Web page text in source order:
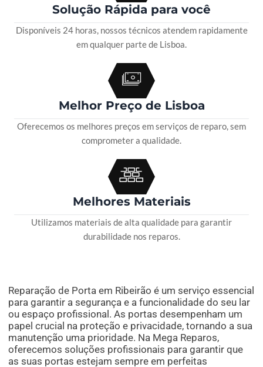
Solução Rápida para você
Disponíveis 24 horas, nossos técnicos atendem rapidamente
em qualquer parte de Lisboa.
Melhor Preço de Lisboa
Oferecemos os melhores preços em serviços de reparo, sem
comprometer a qualidade.
Melhores Materiais
Utilizamos materiais de alta qualidade para garantir
durabilidade nos reparos.
Reparação de Porta em Ribeirão é um serviço essencial
para garantir a segurança e a funcionalidade do seu lar
ou espaço profissional. As portas desempenham um
papel crucial na proteção e privacidade, tornando a sua
manutenção uma prioridade. Na Mega Reparos,
oferecemos soluções profissionais para garantir que
as suas portas estejam sempre em perfeitas